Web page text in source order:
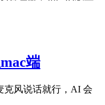
端
克风说话就行，AI 会